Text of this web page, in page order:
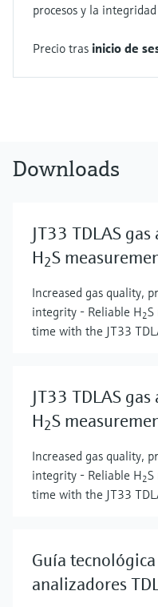
procesos y la
Precio tras inicio de
Downloads
JT33 TDLAS
H2S
Increased gas quality,
integrity - Reliable H2
time with the JT33
JT33 TDLAS
H2S
Increased gas quality,
integrity - Reliable H2
time with the JT33
Guía
analizadores